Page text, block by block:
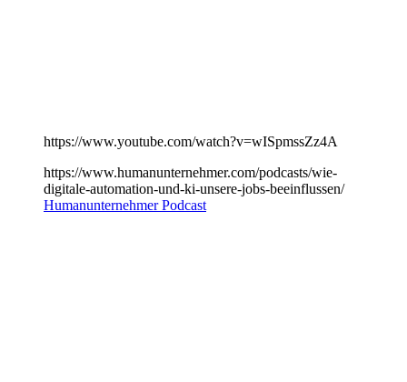
https://www.youtube.com/watch?v=wISpmssZz4A
https://www.humanunternehmer.com/podcasts/wie-
digitale-automation-und-ki-unsere-jobs-beeinflussen/
Humanunternehmer Podcast